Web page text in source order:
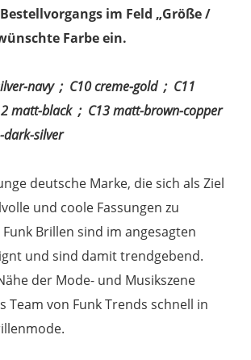
im Feld „Größe /
Farbe ein.
navy ; C10 creme-gold ; C11
matt-black ; C13 matt-brown-copper
silver
deutsche Marke, die sich als Ziel
und coole Fassungen zu
Brillen sind im angesagten
und sind damit trendgebend.
der Mode- und Musikszene
Team von Funk Trends schnell in